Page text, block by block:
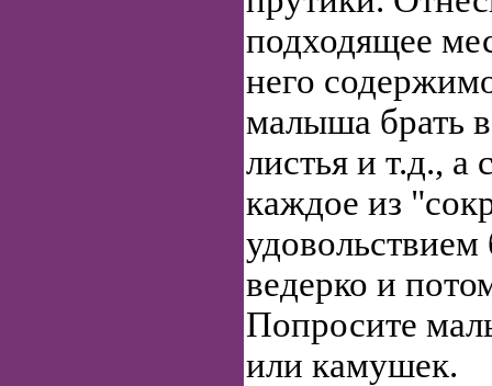
подходящее
него
малыша брать
листья и т.д., а
каждое из
удовольствием
ведерко и
Попросите
или камушек.